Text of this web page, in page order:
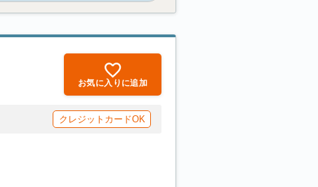
お気に入りに追加
クレジットカードOK